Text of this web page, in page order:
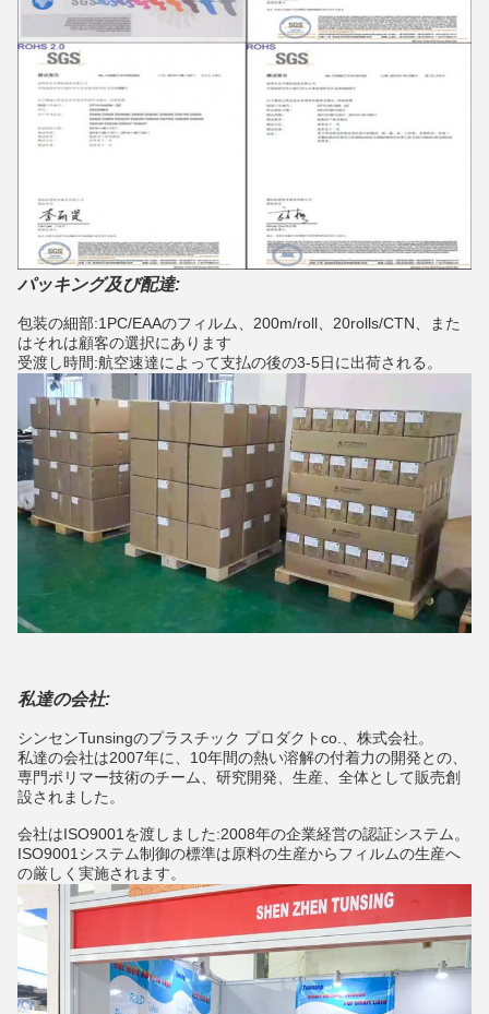
パッキング及び配達:
包装の細部:1PC/EAAのフィルム、200m/roll、20rolls/CTN、また
はそれは顧客の選択にあります
受渡し時間:航空速達によって支払の後の3-5日に出荷される。
私達の会社:
シンセンTunsingのプラスチック プロダクトco.、株式会社。
私達の会社は2007年に、10年間の熱い溶解の付着力の開発との、
専門ポリマー技術のチーム、研究開発、生産、全体として販売創
設されました。
会社はISO9001を渡しました:2008年の企業経営の認証システム。
ISO9001システム制御の標準は原料の生産からフィルムの生産へ
の厳しく実施されます。